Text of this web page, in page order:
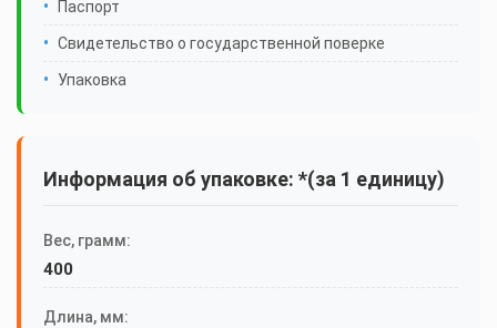
Паспорт
Свидетельство о государственной поверке
Упаковка
Информация об упаковке: *(за 1 единицу)
Вес, грамм:
400
Длина, мм: